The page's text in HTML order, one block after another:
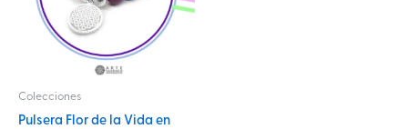
Colecciones
Pulsera Flor de la Vida en
variantes.
opciones
elegir